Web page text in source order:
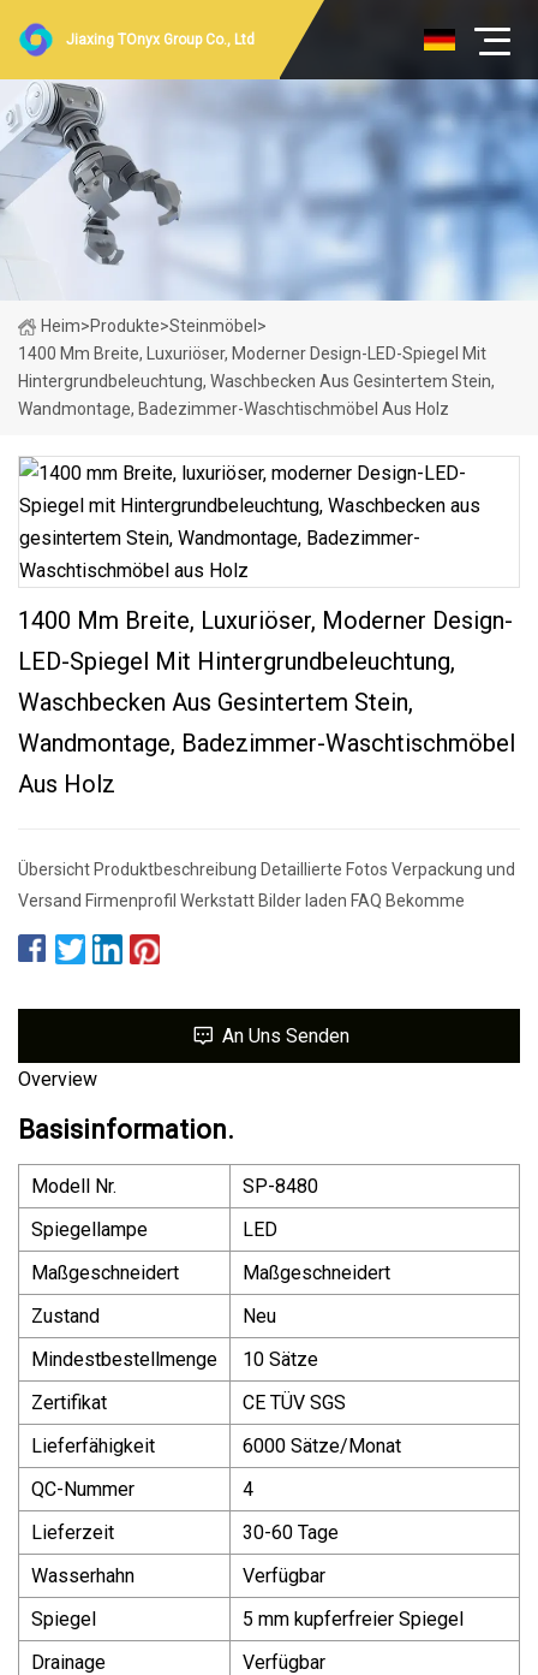
Jiaxing TOnyx Group Co., Ltd
Heim>Produkte>Steinmöbel >
1400 Mm Breite, Luxuriöser, Moderner Design-LED-Spiegel Mit
Hintergrundbeleuchtung, Waschbecken Aus Gesintertem Stein,
Wandmontage, Badezimmer-Waschtischmöbel Aus Holz
1400 Mm Breite, Luxuriöser, Moderner Design-
LED-Spiegel Mit Hintergrundbeleuchtung,
Waschbecken Aus Gesintertem Stein,
Wandmontage, Badezimmer-Waschtischmöbel
Aus Holz
Übersicht Produktbeschreibung Detaillierte Fotos Verpackung und
Versand Firmenprofil Werkstatt Bilder laden FAQ Bekomme
An Uns Senden
Overview
Basisinformation.
Modell Nr.
SP-8480
Spiegellampe
LED
Maßgeschneidert
Maßgeschneidert
Zustand
Neu
Mindestbestellmenge
10 Sätze
Zertifikat
CE TÜV SGS
Lieferfähigkeit
6000 Sätze/Monat
QC-Nummer
4
Lieferzeit
30-60 Tage
Wasserhahn
Verfügbar
Spiegel
5 mm kupferfreier Spiegel
Drainage
Verfügbar